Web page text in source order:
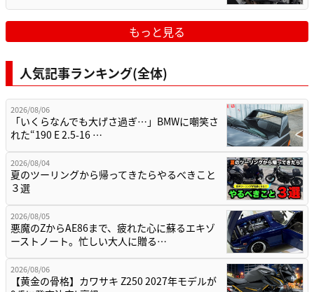
もっと見る
人気記事ランキング(全体)
2026/08/06
「いくらなんでも大げさ過ぎ…」BMWに嘲笑さ
れた“190 E 2.5-16 …
2026/08/04
夏のツーリングから帰ってきたらやるべきこと
３選
2026/08/05
悪魔のZからAE86まで、疲れた心に蘇るエキゾ
ーストノート。忙しい大人に贈る…
2026/08/06
【黄金の骨格】カワサキ Z250 2027年モデルが